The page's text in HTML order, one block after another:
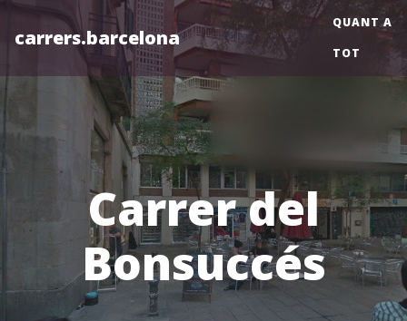
carrers.barcelona
QUANT A
TOT
Carrer del
Bonsuccés